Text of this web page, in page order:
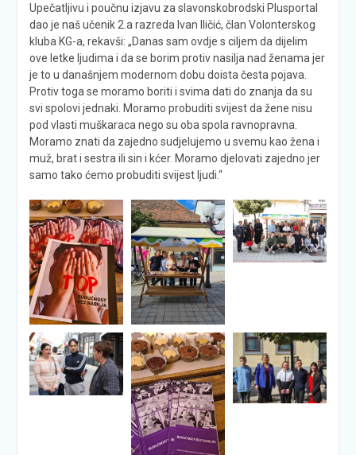
Upečatljivu i poučnu izjavu za slavonskobrodski Plusportal
dao je naš učenik 2.a razreda Ivan Iličić, član Volonterskog
kluba KG-a, rekavši: „Danas sam ovdje s ciljem da dijelim
ove letke ljudima i da se borim protiv nasilja nad ženama jer
je to u današnjem modernom dobu doista česta pojava.
Protiv toga se moramo boriti i svima dati do znanja da su
svi spolovi jednaki. Moramo probuditi svijest da žene nisu
pod vlasti muškaraca nego su oba spola ravnopravna.
Moramo znati da zajedno sudjelujemo u svemu kao žena i
muž, brat i sestra ili sin i kćer. Moramo djelovati zajedno jer
samo tako ćemo probuditi svijest ljudi.“